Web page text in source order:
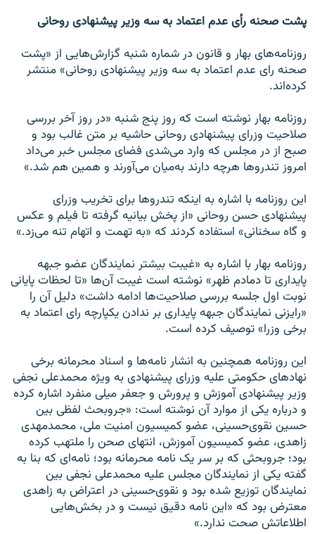
پشت صحنه رأی عدم اعتماد به سه وزیر پیشنهادی روحانی
روزنامه‌های بهار و قانون در شماره شنبه گزارش‌هایی از «پشت
صحنه رای عدم اعتماد به سه وزیر پیشنهادی روحانی» منتشر
کرده‌اند.
روزنامه بهار نوشته است که روز پنج شنبه «در روز آخر بررسی
صلاحیت وزرای پیشنهادی روحانی حاشیه بر متن غالب بود و
صبح از در مجلس که وارد می‌شدی فضای مجلس خبر می‌داد
امروز تندروها هرچه دارند به‌میان می‌آورند و همین هم شد.»
این روزنامه با اشاره به اینکه تندرو‌ها برای تخریب وزرای
پیشنهادی حسن روحانی «از پخش بیانیه گرفته تا فیلم و عکس
و گاه سخنانی» استفاده کردند که «به تهمت و اتهام تنه می‌زد.»
روزنامه بهار با اشاره به «غیبت بیشتر نمایندگان عضو جبهه
پایداری تا دمادم ظهر» نوشته است غیبت آن‌ها «تا لحظات پایانی
نوبت اول جلسه بررسی صلاحیت‌ها ادامه داشت» دلیل آن را
«رایزنی نمایندگان جبهه پایداری بر ندادن یکپارچه رای اعتماد به
برخی وزرا» توصیف کرده است.
این روزنامه همچنین به انشار نامه‌ها و اسناد محرمانه برخی
نهادهای حکومتی علیه وزرای پیشنهادی به ویژه محمدعلی نجفی
وزیر پیشنهادی آموزش و پرورش و جعفر میلی منفرد اشاره کرده
و درباره یکی از موارد آن نوشته است: «جروبحث لفظی بین
حسین نقوی‌حسینی، عضو کمیسیون امنیت ملی، محمدمهدی
زاهدی، عضو کمیسیون آموزش، انتهای صحن را ملتهب کرده
بود؛ جروبحثی که بر سر یک نامه محرمانه بود؛ نامه‌ای که بنا به
گفته یکی از نمایندگان مجلس علیه محمدعلی نجفی بین
نمایندگان توزیع شده بود و نقوی‌حسینی در اعتراض به زاهدی
معترض بود که «این نامه دقیق نیست و در بخش‌هایی
اطلاعاتش صحت ندارد.»